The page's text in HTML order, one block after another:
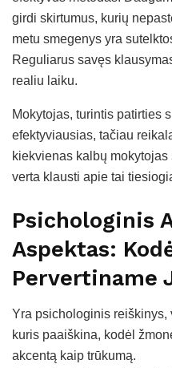
girdi skirtumus, kurių
metu smegenys yra
Reguliarus savęs
realiu laiku.
Mokytojas, turintis patirties
efektyviausias, tačiau
kiekvienas kalbų
verta klausti apie tai
Psichologinis
Aspektas:
Pervertiname
Yra psichologinis reiškinys,
kuris paaiškina, kodėl
akcentą kaip trūkumą.